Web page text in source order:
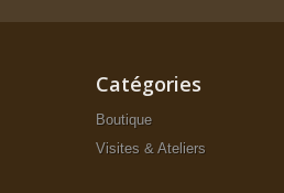
Catégories
Boutique
Visites & Ateliers